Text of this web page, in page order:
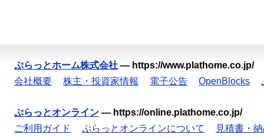
ぷらっとホーム株式会社 — https://www.plathome.co.jp/
会社概要
株主・投資家情報 電子公告 OpenBlocks
ぷらっとオンライン — https://online.plathome.co.jp/
ご利用ガイド
ぷらっとオンラインについて
見積書・